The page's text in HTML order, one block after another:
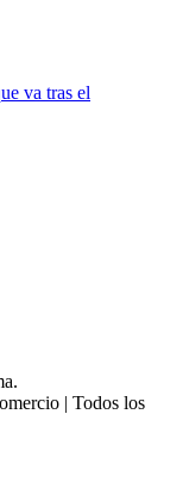
| Todos los